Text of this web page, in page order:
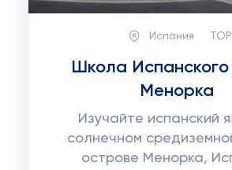
Испания
Школа Испанского
Менорка
Изучайте испанский
солнечном
острове Менорка,